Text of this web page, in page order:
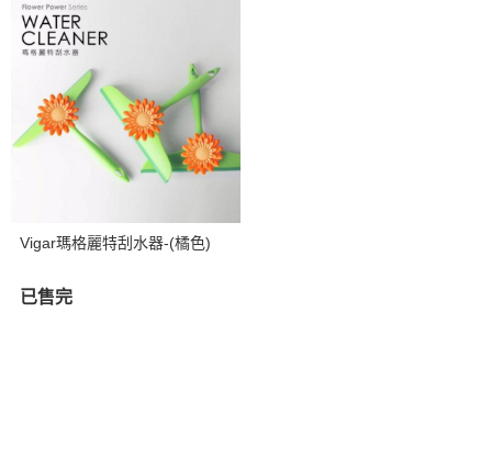
Vigar瑪格麗特刮水器-(橘色)
已售完